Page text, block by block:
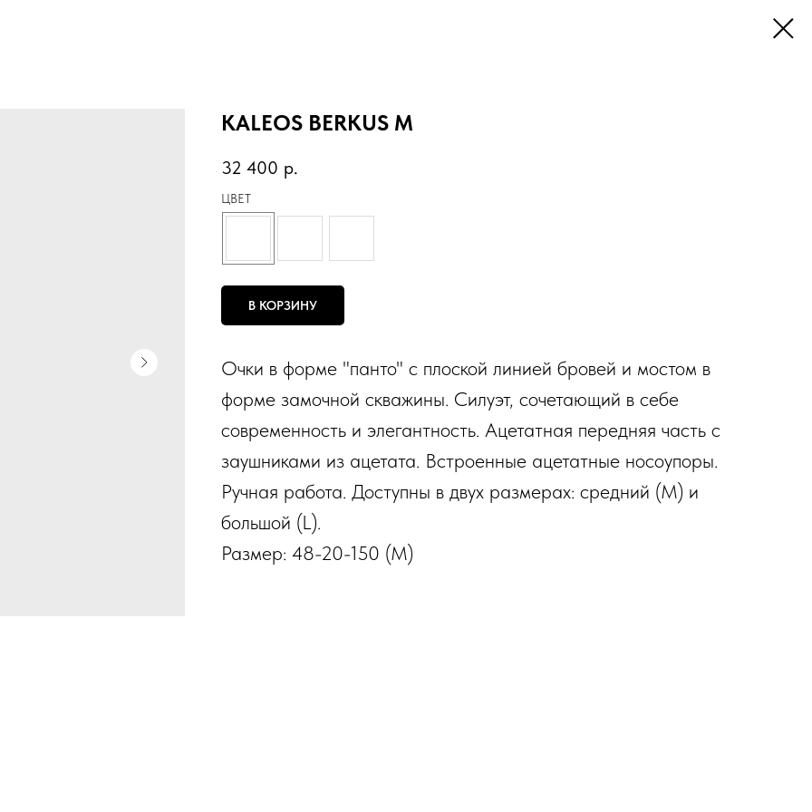
KALEOS BERKUS M
32 400 р.
ЦВЕТ
В КОРЗИНУ
Очки в форме "панто" с плоской линией бровей и мостом в
форме замочной скважины. Силуэт, сочетающий в себе
современность и элегантность. Ацетатная передняя часть с
заушниками из ацетата. Встроенные ацетатные носоупоры.
Ручная работа. Доступны в двух размерах: средний (M) и
большой (L).
Размер: 48-20-150 (M)